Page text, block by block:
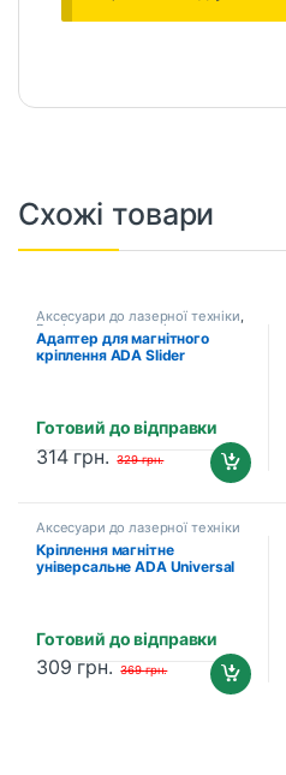
Схожі товари
Аксесуари до лазерної техніки,
Вимірювальна техніка
Адаптер для магнітного
кріплення ADA Slider
Готовий до відправки
314 грн. 329грн.
Аксесуари до лазерної техніки
Кріплення магнітне
універсальне ADA Universal
Готовий до відправки
309 грн. 369грн.